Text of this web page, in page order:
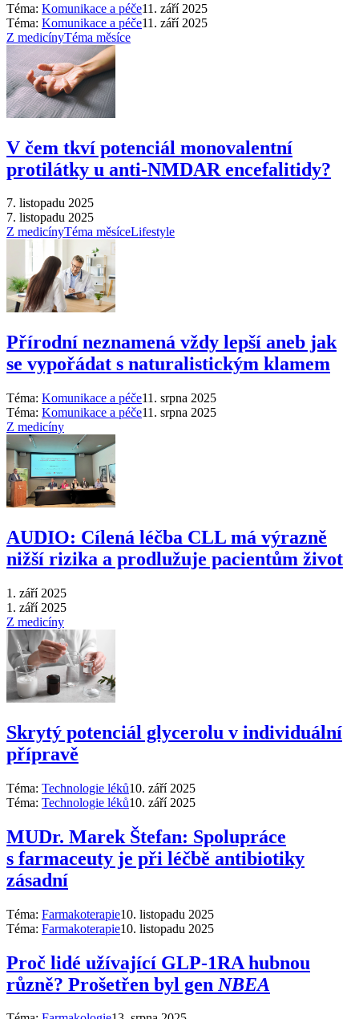
Téma: Komunikace a péče11. září 2025
Téma: Komunikace a péče11. září 2025
Z medicínyTéma měsíce
V čem tkví potenciál monovalentní
protilátky u anti-NMDAR encefalitidy?
7. listopadu 2025
7. listopadu 2025
Z medicínyTéma měsíceLifestyle
Přírodní neznamená vždy lepší aneb jak
se vypořádat s naturalistickým klamem
Téma: Komunikace a péče11. srpna 2025
Téma: Komunikace a péče11. srpna 2025
Z medicíny
AUDIO: Cílená léčba CLL má výrazně
nižší rizika a prodlužuje pacientům život
1. září 2025
1. září 2025
Z medicíny
Skrytý potenciál glycerolu v individuální
přípravě
Téma: Technologie léků10. září 2025
Téma: Technologie léků10. září 2025
MUDr. Marek Štefan: Spolupráce
s farmaceuty je při léčbě antibiotiky
zásadní
Téma: Farmakoterapie10. listopadu 2025
Téma: Farmakoterapie10. listopadu 2025
Proč lidé užívající GLP-1RA hubnou
různě? Prošetřen byl gen NBEA